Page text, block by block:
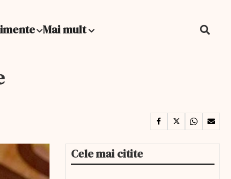
Mai mult
Cele mai citite